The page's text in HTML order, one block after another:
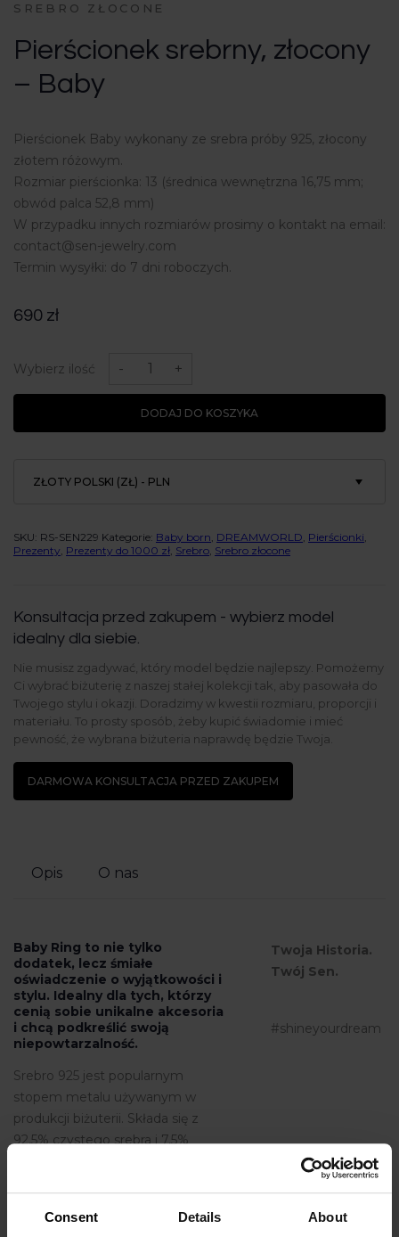
Consent Details About
SREBRO ZŁOCONE
Pierścionek srebrny, złocony
– Baby
Pierścionek Baby wykonany ze srebra próby 925, złocony
złotem różowym.
Rozmiar pierścionka: 13 (średnica wewnętrzna 16,75 mm;
obwód palca 52,8 mm)
W przypadku innych rozmiarów prosimy o kontakt na email:
contact@sen-jewelry.com
Termin wysyłki: do 7 dni roboczych.
690 zł
Wybierz ilość
Pierścionek
- +
DODAJ DO KOSZYKA
ZŁOTY POLSKI (ZŁ) - PLN
SKU: RS-SEN229 Kategorie: Baby born DREAMWORLD Pierścionki
Prezenty Prezenty do 1000 zł Srebro Srebro złocone
Konsultacja przed zakupem - wybierz model
idealny dla siebie.
Nie musisz zgadywać, który model będzie najlepszy. Pomożemy
Ci wybrać biżuterię z naszej stałej kolekcji tak, aby pasowała do
Twojego stylu i okazji. Doradzimy w kwestii rozmiaru, proporcji i
materiału. To prosty sposób, żeby kupić świadomie i mieć
pewność, że wybrana biżuteria naprawdę będzie Twoja.
DARMOWA KONSULTACJA PRZED ZAKUPEM
Opis O nas
Baby Ring to nie tylko
dodatek, lecz śmiałe
oświadczenie o wyjątkowości i
stylu. Idealny dla tych, którzy
cenią sobie unikalne akcesoria
i chcą podkreślić swoją
niepowtarzalność.
Srebro 925 jest popularnym
stopem metalu używanym w
produkcji biżuterii. Składa się z
92,5% czystego srebra i 7,5%
Srebrna biżuteria pozłacana to
Twoja Historia.
Twój Sen.
#shineyourdream